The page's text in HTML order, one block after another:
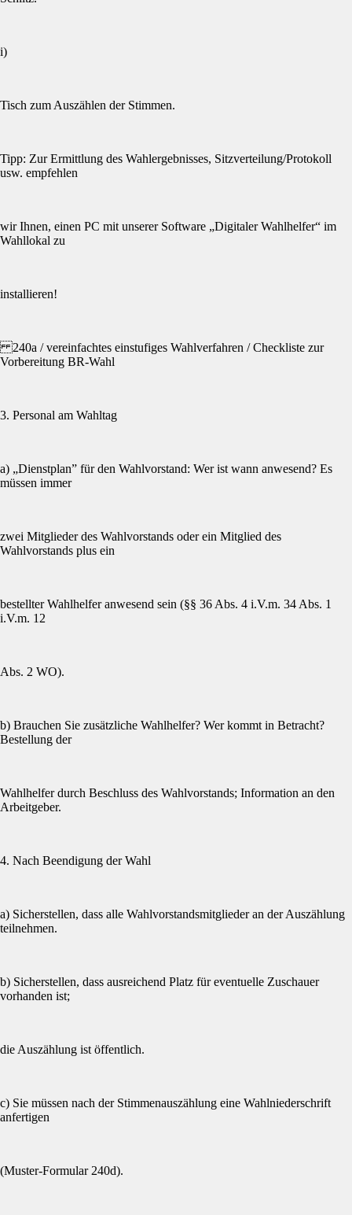
i)
Tisch zum Auszählen der Stimmen.
Tipp: Zur Ermittlung des Wahlergebnisses, Sitzverteilung/Protokoll
usw. empfehlen
wir Ihnen, einen PC mit unserer Software „Digitaler Wahlhelfer“ im
Wahllokal zu
installieren!
240a / vereinfachtes einstufiges Wahlverfahren / Checkliste zur
Vorbereitung BR-Wahl
3. Personal am Wahltag
a) „Dienstplan” für den Wahlvorstand: Wer ist wann anwesend? Es
müssen immer
zwei Mitglieder des Wahlvorstands oder ein Mitglied des
Wahlvorstands plus ein
bestellter Wahlhelfer anwesend sein (§§ 36 Abs. 4 i.V.m. 34 Abs. 1
i.V.m. 12
Abs. 2 WO).
b) Brauchen Sie zusätzliche Wahlhelfer? Wer kommt in Betracht?
Bestellung der
Wahlhelfer durch Beschluss des Wahlvorstands; Information an den
Arbeitgeber.
4. Nach Beendigung der Wahl
a) Sicherstellen, dass alle Wahlvorstandsmitglieder an der Auszählung
teilnehmen.
b) Sicherstellen, dass ausreichend Platz für eventuelle Zuschauer
vorhanden ist;
die Auszählung ist öffentlich.
c) Sie müssen nach der Stimmenauszählung eine Wahlniederschrift
anfertigen
(Muster-Formular 240d).